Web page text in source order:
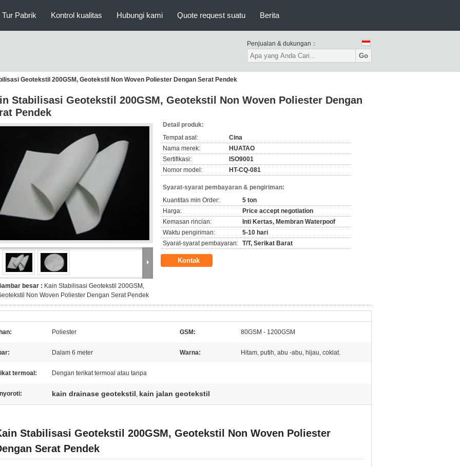
Tur Pabrik Kontrol kualitas Hubungi kami Quote request suatu Berita
Penjualan & dukungan：
Go
Geotekstil 200GSM, Geotekstil Non Woven Poliester Dengan Serat Pendek
Stabilisasi Geotekstil 200GSM, Geotekstil Non Woven Poliester Dengan
Pendek
besar : Kain Stabilisasi Geotekstil 200GSM,
Non Woven Poliester Dengan Serat Pendek
Detail produk:
Tempat asal:
Cina
Nama merek:
HUATAO
Sertifikasi:
ISO9001
Nomor model:
HT-CQ-081
Syarat-syarat pembayaran & pengiriman:
Kuantitas min Order:
5 ton
Harga:
Price accept negotiation
Kemasan rincian:
Inti Kertas, Membran Waterpoof
Waktu pengiriman:
5-10 hari
Syarat-syarat pembayaran: T/T, Serikat Barat
Kontak
Poliester GSM: 80GSM - 1200GSM
Dalam 6 meter Warna: Hitam, putih, abu -abu, hijau, coklat.
termoal: Dengan terikat termoal atau tanpa
kain drainase geotekstil, kain jalan geotekstil
Stabilisasi Geotekstil 200GSM, Geotekstil Non Woven Poliester
Serat Pendek